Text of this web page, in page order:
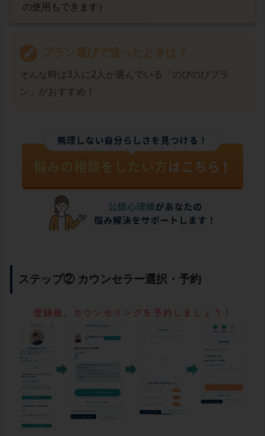
の使用もできます）
プラン選びで迷ったときは？
そんな時は3人に2人が選んでいる「のびのびプラ
ン」がおすすめ！
ステップ② カウンセラー選択・予約